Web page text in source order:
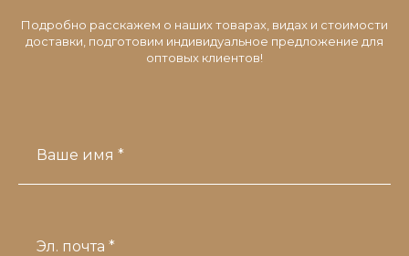
Подробно расскажем о наших товарах, видах и стоимости
доставки, подготовим индивидуальное предложение для
оптовых клиентов!
Ваше имя *
Эл. почта *